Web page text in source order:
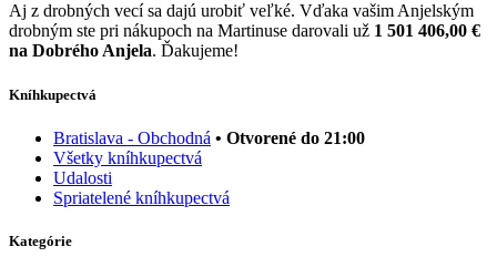
Aj z drobných vecí sa dajú urobiť veľké. Vďaka vašim Anjelským
drobným ste pri nákupoch na Martinuse darovali už 1 501 406,00 €
na Dobrého Anjela. Ďakujeme!
Kníhkupectvá
Bratislava - Obchodná • Otvorené do 21:00
Všetky kníhkupectvá
Udalosti
Spriatelené kníhkupectvá
Kategórie